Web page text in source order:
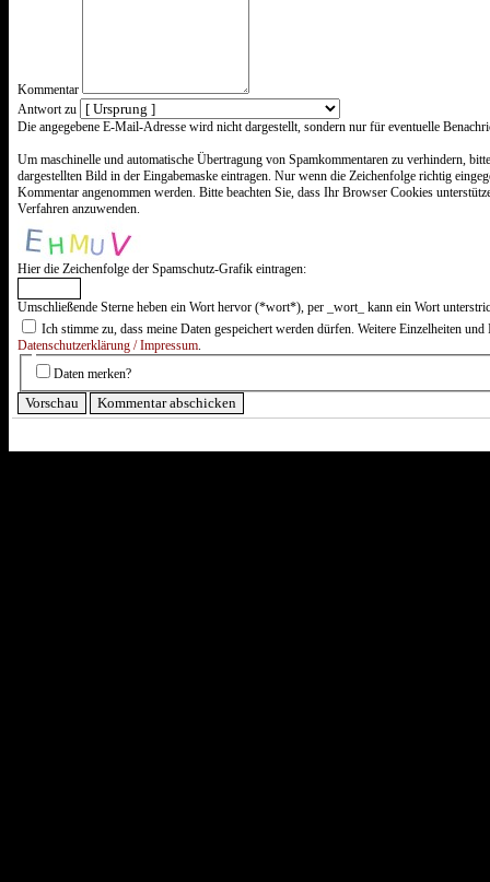
Kommentar
Antwort zu
Was
Vier
plus
Drei?
Die angegebene E-Mail-Adresse wird nicht dargestellt, sondern nur für eventuelle
Um maschinelle und automatische Übertragung von Spamkommentaren zu verhindern,
dargestellten Bild in der Eingabemaske eintragen. Nur wenn die Zeichenfolge richtig
Kommentar angenommen werden. Bitte beachten Sie, dass Ihr Browser Cookies
Verfahren anzuwenden.
Hier die Zeichenfolge der Spamschutz-Grafik eintragen:
Umschließende Sterne heben ein Wort hervor (*wort*), per _wort_ kann ein Wort
Ich stimme zu, dass meine Daten gespeichert werden dürfen. Weitere Einzelheiten
Datenschutzerklärung / Impressum
Daten merken?